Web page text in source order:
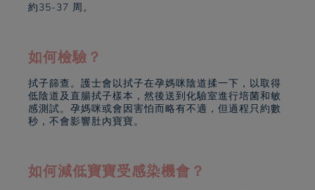
約35-37 周。
如何檢驗？
拭子篩查。護士會以拭子在孕媽咪陰道揉一下，以取得
低陰道及直腸拭子樣本，然後送到化驗室進行培菌和敏
感測試。孕媽咪或會因害怕而略有不適，但過程只約數
秒，不會影響肚內寶寶。
如何減低寶寶受感染機會？